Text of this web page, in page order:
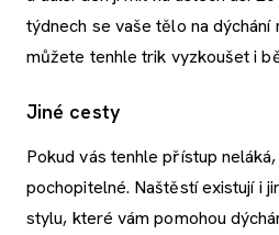
týdnech se vaše tělo na dýchání
můžete tenhle trik vyzkoušet i
Jiné cesty
Pokud vás tenhle přístup
pochopitelné. Naštěstí existují i
stylu, které vám pomohou